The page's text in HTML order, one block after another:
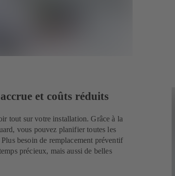
et coûts réduits
tout sur votre installation. Grâce à la
vous pouvez planifier toutes les
besoin de remplacement préventif
précieux, mais aussi de belles